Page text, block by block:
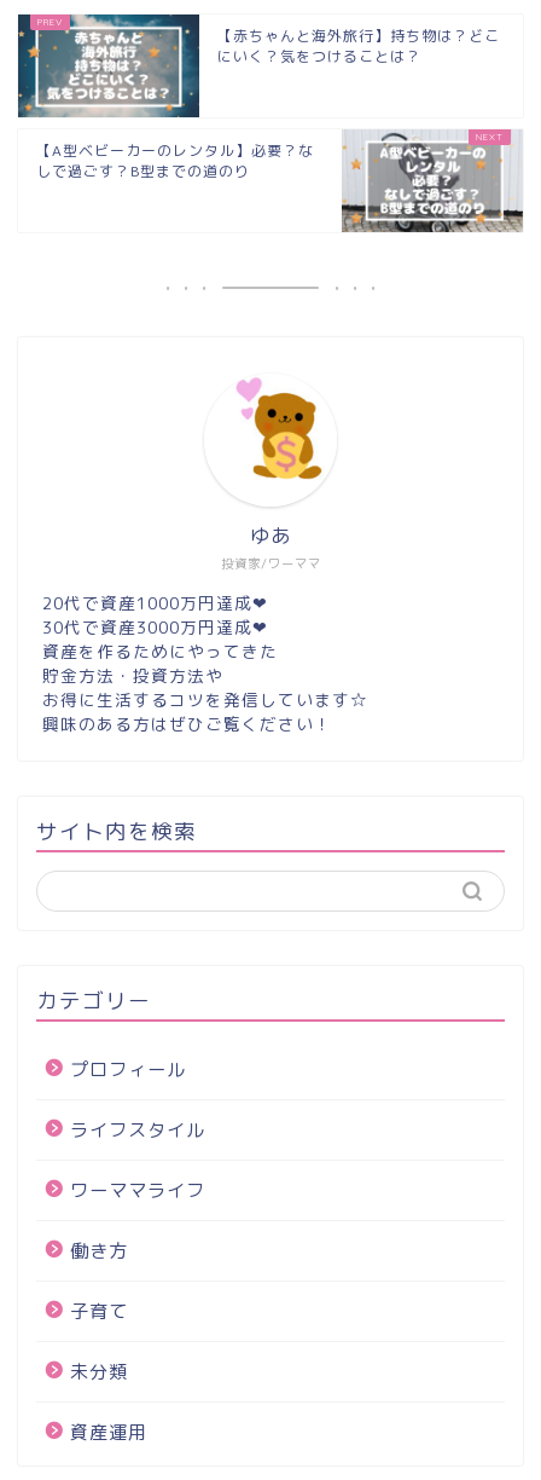
【赤ちゃんと海外旅行】持ち物は？どこ
にいく？気をつけることは？
【A型ベビーカーのレンタル】必要？な
しで過ごす？B型までの道のり
投資家/ワーママ
ゆあ
20代で資産1000万円達成❤︎
30代で資産3000万円達成❤︎
資産を作るためにやってきた
貯金方法・投資方法や
お得に生活するコツを発信しています☆
興味のある方はぜひご覧ください！
サイト内を検索
カテゴリー
プロフィール
ライフスタイル
ワーママライフ
働き方
子育て
未分類
資産運用